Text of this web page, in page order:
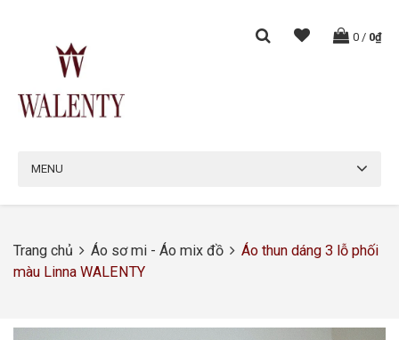
0 / 0₫
MENU
Trang chủ Áo sơ mi - Áo mix đồ
Áo thun dáng 3 lỗ phối
màu Linna WALENTY